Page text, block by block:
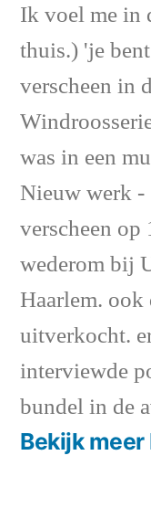
Ik voel me in
thuis.) 'je
verscheen in
was in een
Nieuw werk -
verscheen op
wederom bij
Haarlem. ook
uitverkocht.
interviewde
bundel in de
Bekijk